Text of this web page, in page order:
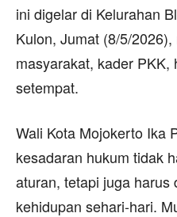
ini digelar di Kelurahan
Kulon, Jumat (8/5/
masyarakat, kader
setempat.
Wali Kota Mojokerto Ika
kesadaran hukum tidak
aturan, tetapi juga harus
kehidupan sehari-hari.